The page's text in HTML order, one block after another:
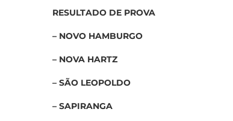
RESULTADO DE PROVA
– NOVO HAMBURGO
– NOVA HARTZ
– SÃO LEOPOLDO
– SAPIRANGA